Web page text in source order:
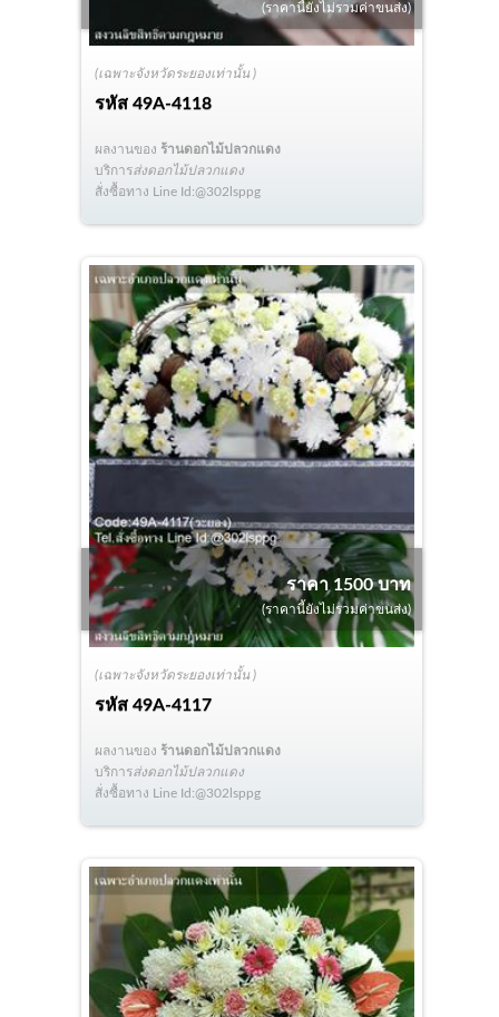
(เฉพาะจังหวัดระยองเท่านั้น )
รหัส49A-4118
(ราคานี้ยังไม่รวมค่าขนส่ง)
ผลงานของ ร้านดอกไม้ปลวกแดง
บริการส่งดอกไม้ปลวกแดง
สั่งซื้อทาง Line Id:@302lsppg
(เฉพาะจังหวัดระยองเท่านั้น )
รหัส49A-4117
ราคา 1500 บาท
(ราคานี้ยังไม่รวมค่าขนส่ง)
ผลงานของ ร้านดอกไม้ปลวกแดง
บริการส่งดอกไม้ปลวกแดง
สั่งซื้อทาง Line Id:@302lsppg